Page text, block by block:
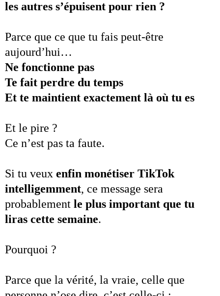
les autres s’épuisent pour rien ?
Parce que ce que tu fais peut-être
aujourd’hui…
Ne fonctionne pas
Te fait perdre du temps
Et te maintient exactement là où tu es
Et le pire ?
Ce n’est pas ta faute.
Si tu veux enfin monétiser TikTok
intelligemment, ce message sera
probablement le plus important que tu
liras cette semaine.
Pourquoi ?
Parce que la vérité, la vraie, celle que